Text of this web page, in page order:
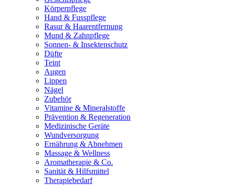
Körperpflege
Hand & Fusspflege
Rasur & Haarentfernung
Mund & Zahnpflege
Sonnen- & Insektenschutz
Düfte
Teint
Augen
Lippen
Nägel
Zubehör
Vitamine & Mineralstoffe
Prävention & Regeneration
Medizinische Geräte
Wundversorgung
Ernährung & Abnehmen
Massage & Wellness
Aromatherapie & Co.
Sanität & Hilfsmittel
Therapiebedarf